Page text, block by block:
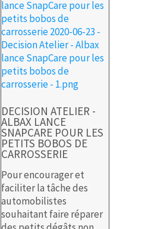
DECISION ATELIER -
ALBAX LANCE
SNAPCARE POUR LES
PETITS BOBOS DE
CARROSSERIE
Pour encourager et
faciliter la tâche des
automobilistes
souhaitant faire réparer